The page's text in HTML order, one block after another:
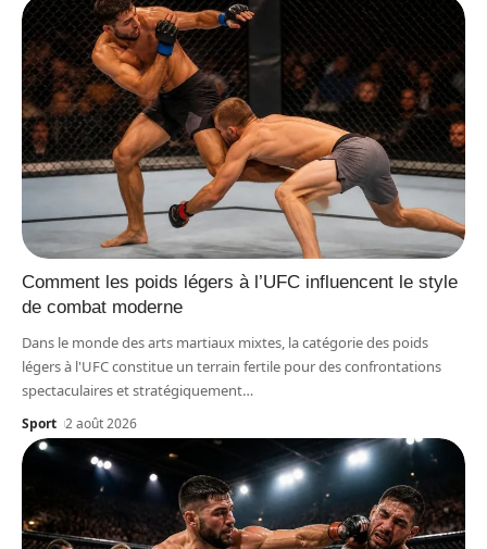
Comment les poids légers à l’UFC influencent le style
de combat moderne
Dans le monde des arts martiaux mixtes, la catégorie des poids
légers à l'UFC constitue un terrain fertile pour des confrontations
spectaculaires et stratégiquement…
Sport 2 août 2026